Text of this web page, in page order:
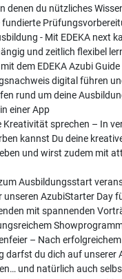
denen du nützliches
fundierte
- Mit EDEKA next
und zeitlich flexibel
dem EDEKA Azubi
digital führen
rund um deine
einer App
Kreativität sprechen – In
kannst Du deine
und wirst zudem mit
Ausbildungsstart
unseren AzubiStarter Day
mit spannenden
– Nach
darfst du dich auf unserer
und natürlich auch